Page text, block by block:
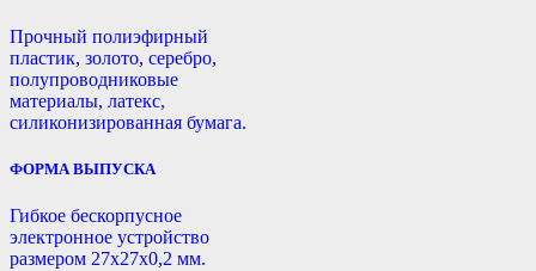
Прочный полиэфирный
пластик, золото, серебро,
полупроводниковые
материалы, латекс,
силиконизированная бумага.
ФОРМА ВЫПУСКА
Гибкое бескорпусное
электронное устройство
размером 27х27х0,2 мм.